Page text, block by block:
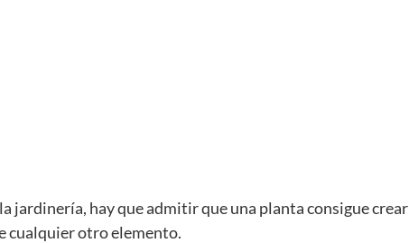
jardinería, hay que admitir que una planta consigue crear
cualquier otro elemento.